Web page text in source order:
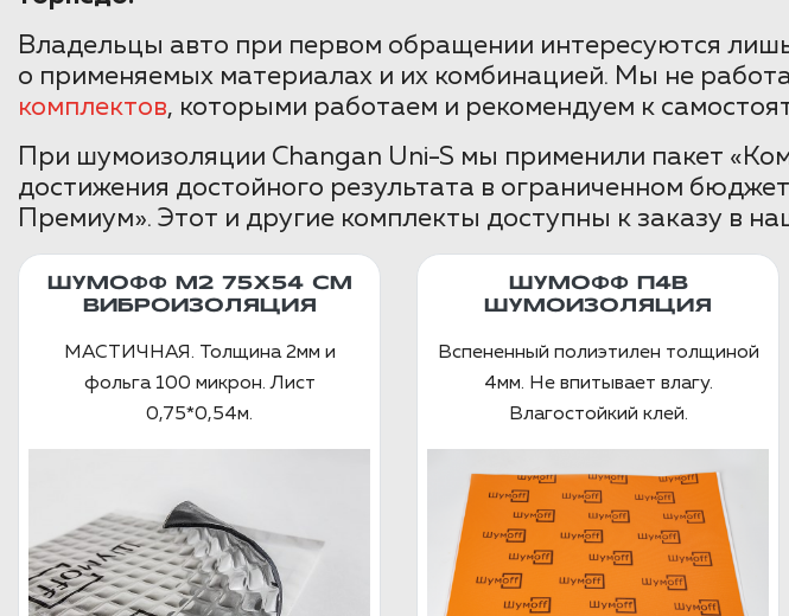
Владельцы авто при первом обращении интересуются
о применяемых материалах и их комбинацией. Мы не
комплектов, которыми работаем и рекомендуем к
При шумоизоляции Changan Uni-S мы применили пакет
достижения достойного результата в ограниченном
Премиум». Этот и другие комплекты доступны к заказу в
ШУМОФФ М2 75X54 СМ
ВИБРОИЗОЛЯЦИЯ
МАСТИЧНАЯ. Толщина 2мм и
фольга 100 микрон. Лист
0,75*0,54м.
ШУМОФФ П4В
ШУМОИЗОЛЯЦИЯ
Вспененный полиэтилен толщиной
4мм. Не впитывает влагу.
Влагостойкий клей.